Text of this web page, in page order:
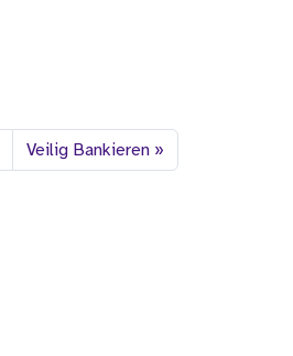
Veilig Bankieren